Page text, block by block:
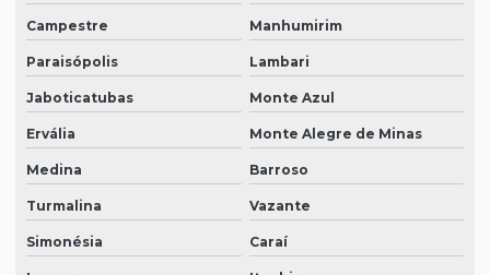
Campestre Manhumirim
Paraisópolis Lambari
Jaboticatubas Monte Azul
Ervália Monte Alegre de Minas
Medina Barroso
Turmalina Vazante
Simonésia Caraí